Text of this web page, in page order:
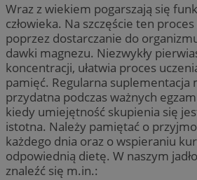
Wraz z wiekiem pogarszają się
człowieka. Na szczęście ten
poprzez dostarczanie do
dawki magnezu. Niezwykły
koncentracji, ułatwia proces
pamięć. Regularna suplementacja
przydatna podczas ważnych
kiedy umiejętność skupienia się
istotna. Należy pamiętać o
każdego dnia oraz o wspieraniu
odpowiednią dietę. W naszym
znaleźć się m.in.: